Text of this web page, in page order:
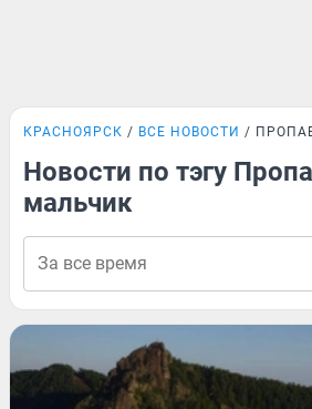
КРАСНОЯРСК ВСЕ НОВОСТИ
Новости по тэгу
мальчик